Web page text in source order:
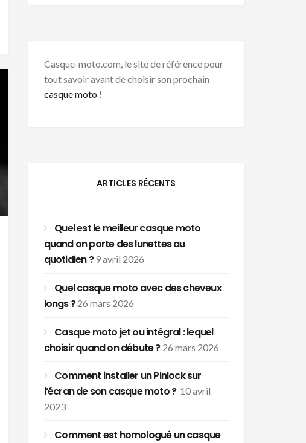
Casque-moto.com, le site de référence pour
tout savoir avant de choisir son prochain
casque moto !
ARTICLES RÉCENTS
Quel est le meilleur casque moto
quand on porte des lunettes au
quotidien ? 9 avril 2026
Quel casque moto avec des cheveux
longs ? 26 mars 2026
Casque moto jet ou intégral : lequel
choisir quand on débute ? 26 mars 2026
Comment installer un Pinlock sur
l’écran de son casque moto ? 10 avril
2023
Comment est homologué un casque